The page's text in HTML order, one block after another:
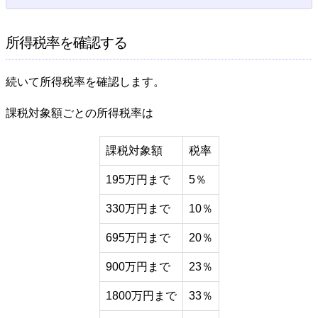
所得税率を確認する
続いて所得税率を確認します。
課税対象額ごとの所得税率は
課税対象額 税率
195万円まで 5％
330万円まで 10％
695万円まで 20％
900万円まで 23％
1800万円まで 33％